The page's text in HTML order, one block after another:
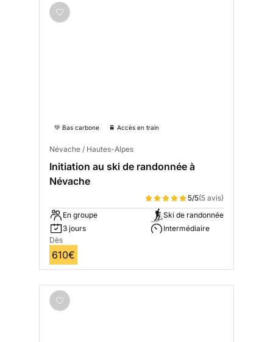
💚 Bas carbone 🚆 Accès en train
Névache / Hautes-Alpes
Initiation au ski de randonnée à
Névache
5/5(5 avis)
En groupe
3 jours
Ski de randonnée
Intermédiaire
Dès
610€